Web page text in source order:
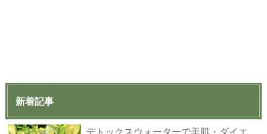
新着記事
デトックスウォーターで美肌・ダイエ